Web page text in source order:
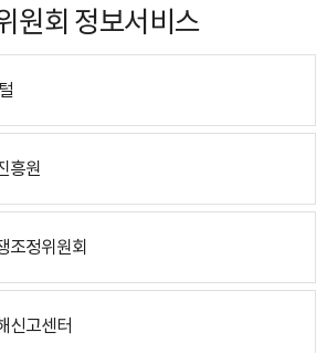
원회 정보서비스
흥원
조정위원회
신고센터